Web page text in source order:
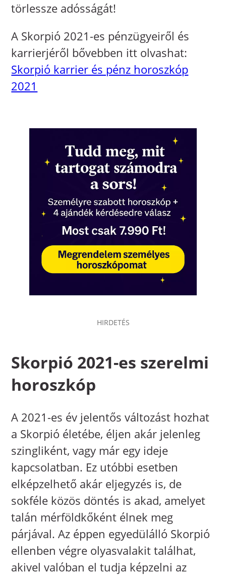
törlessze adósságát!
A Skorpió 2021-es pénzügyeiről és
karrierjéről bővebben itt olvashat:
Skorpió karrier és pénz horoszkóp
2021
Skorpió 2021-es szerelmi
horoszkóp
A 2021-es év jelentős változást hozhat
a Skorpió életébe, éljen akár jelenleg
szingliként, vagy már egy ideje
kapcsolatban. Ez utóbbi esetben
elképzelhető akár eljegyzés is, de
sokféle közös döntés is akad, amelyet
talán mérföldkőként élnek meg
párjával. Az éppen egyedülálló Skorpió
ellenben végre olyasvalakit találhat,
akivel valóban el tudja képzelni az